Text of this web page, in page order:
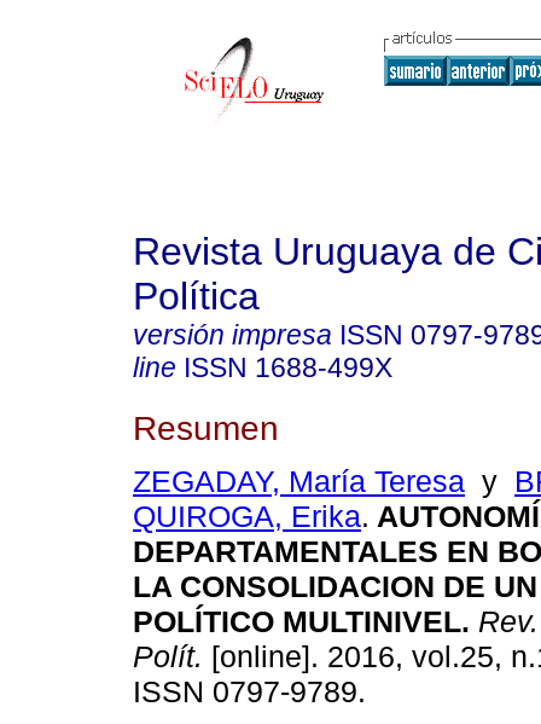
Revista Uruguaya de
Política
versión impresa ISSN 0797-
line ISSN 1688-499X
Resumen
ZEGADAY, María Teresa y
QUIROGA, Erika.
DEPARTAMENTALES EN
LA CONSOLIDACION DE
POLÍTICO MULTINIVEL.
Polít. [online]. 2016, vol.25,
ISSN 0797-9789.